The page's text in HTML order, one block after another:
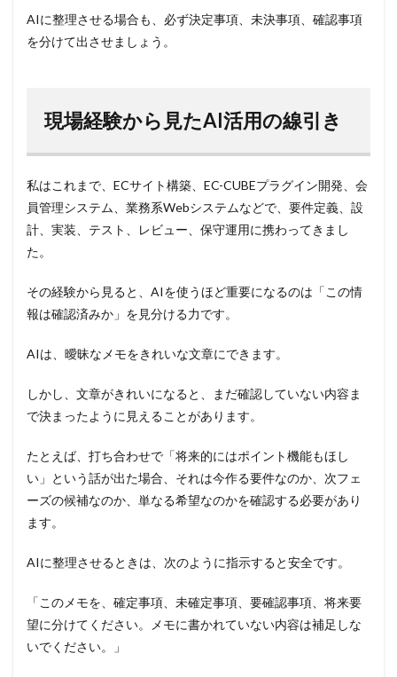
AIに整理させる場合も、必ず決定事項、未決事項、確認事項
を分けて出させましょう。
現場経験から見たAI活用の線引き
私はこれまで、ECサイト構築、EC-CUBEプラグイン開発、会
員管理システム、業務系Webシステムなどで、要件定義、設
計、実装、テスト、レビュー、保守運用に携わってきまし
た。
その経験から見ると、AIを使うほど重要になるのは「この情
報は確認済みか」を見分ける力です。
AIは、曖昧なメモをきれいな文章にできます。
しかし、文章がきれいになると、まだ確認していない内容ま
で決まったように見えることがあります。
たとえば、打ち合わせで「将来的にはポイント機能もほし
い」という話が出た場合、それは今作る要件なのか、次フェ
ーズの候補なのか、単なる希望なのかを確認する必要があり
ます。
AIに整理させるときは、次のように指示すると安全です。
「このメモを、確定事項、未確定事項、要確認事項、将来要
望に分けてください。メモに書かれていない内容は補足しな
いでください。」